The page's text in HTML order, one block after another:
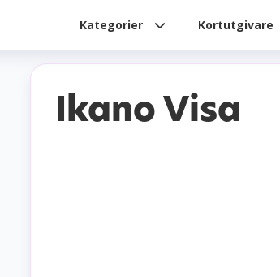
Kategorier Kortutgivare
Ikano Visa